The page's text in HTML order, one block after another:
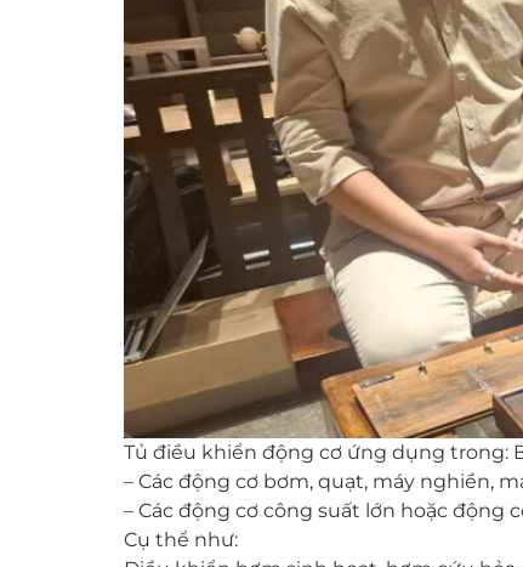
Tủ điều khiển động cơ ứng dụng trong:
– Các động cơ bơm, quạt, máy nghiền,
– Các động cơ công suất lớn hoặc động
Cụ thể như: